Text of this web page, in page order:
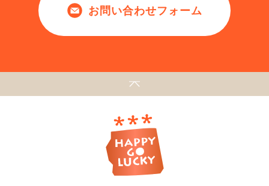
お問い合わせフォーム